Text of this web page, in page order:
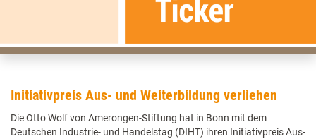
Initiativpreis Aus- und Weiterbildung verliehen
Die Otto Wolf von Amerongen-Stiftung hat in Bonn mit dem
Deutschen Industrie- und Handelstag (DIHT) ihren Initiativpreis Aus-